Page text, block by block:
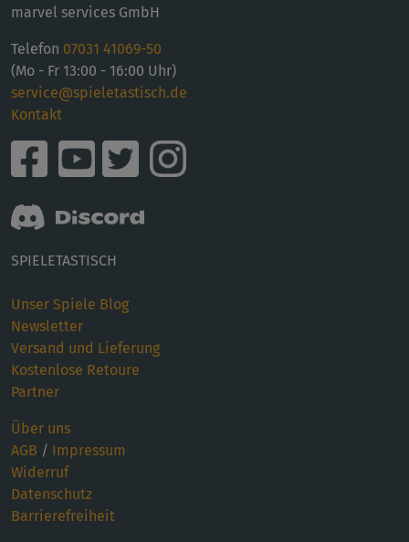
marvel services GmbH
Telefon 07031 41069-50
(Mo - Fr 13:00 - 16:00 Uhr)
service@spieletastisch.de
Kontakt
SPIELETASTISCH
Unser Spiele Blog
Newsletter
Versand und Lieferung
Kostenlose Retoure
Partner
Über uns
AGB / Impressum
Widerruf
Datenschutz
Barrierefreiheit